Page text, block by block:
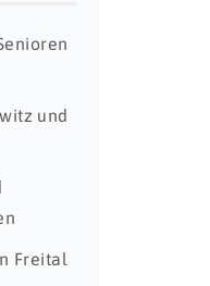
und
Freital